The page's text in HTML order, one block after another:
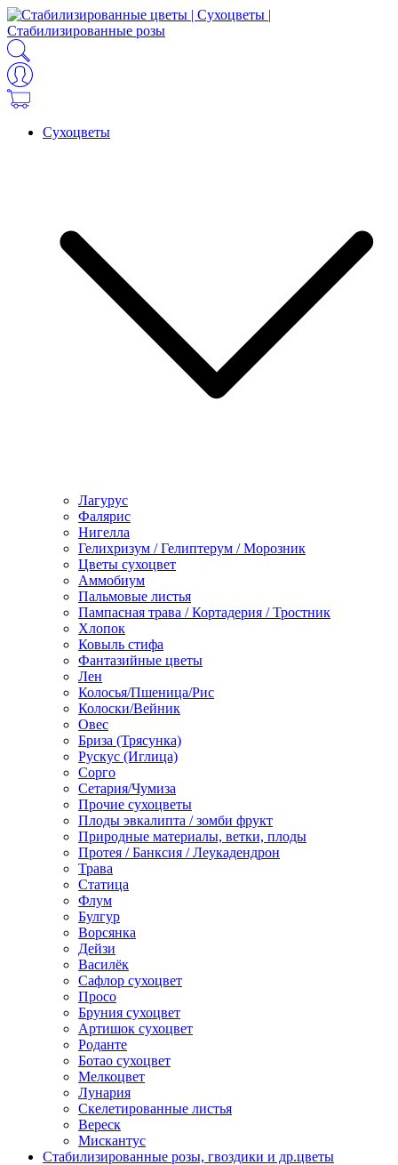
Сухоцветы
Лагурус
Фалярис
Нигелла
Гелихризум / Гелиптерум / Морозник
Цветы сухоцвет
Аммобиум
Пальмовые листья
Пампасная трава / Кортадерия / Тростник
Хлопок
Ковыль стифа
Фантазийные цветы
Лен
Колосья/Пшеница/Рис
Колоски/Вейник
Овес
Бриза (Трясунка)
Рускус (Иглица)
Сорго
Сетария/Чумиза
Прочие сухоцветы
Плоды эвкалипта / зомби фрукт
Природные материалы, ветки, плоды
Протея / Банксия / Леукадендрон
Трава
Статица
Флум
Булгур
Ворсянка
Дейзи
Василёк
Сафлор сухоцвет
Просо
Бруния сухоцвет
Артишок сухоцвет
Роданте
Ботао сухоцвет
Мелкоцвет
Лунария
Скелетированные листья
Вереск
Мискантус
Стабилизированные розы, гвоздики и др.цветы